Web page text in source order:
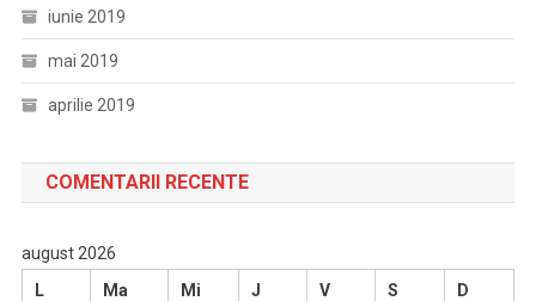
iunie 2019
mai 2019
aprilie 2019
COMENTARII RECENTE
august 2026
L
Ma Mi J V S D